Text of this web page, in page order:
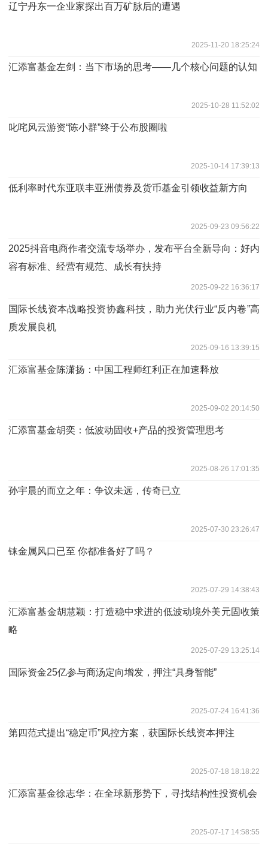
辽宁丹东一企业家探出百万矿脉后的遭遇
2025-11-20 18:25:24
汇添富基金左剑：当下市场的思考——几个核心问题的认知
2025-10-28 11:52:02
叱咤风云游资“陈小群”终于公布股圈啦
2025-10-14 17:39:13
低利率时代东亚联丰亚洲债券及货币基金引领收益新方向
2025-09-23 09:56:22
2025抖音电商作者交流专场举办，发布平台全新导向：好内
容有标准、经营有规范、成长有扶持
2025-09-22 16:36:17
国际长线资本战略投资协鑫科技，助力光伏行业“反内卷”高
质发展良机
2025-09-16 13:39:15
汇添富基金陈潇扬：中国工程师红利正在加速释放
2025-09-02 20:14:50
汇添富基金胡奕：低波动固收+产品的投资管理思考
2025-08-26 17:01:35
孙宇晨的而立之年：争议未远，传奇已立
2025-07-30 23:26:47
铼金属风口已至 你都准备好了吗？
2025-07-29 14:38:43
汇添富基金胡慧颖：打造稳中求进的低波动境外美元固收策
略
2025-07-29 13:25:14
国际资金25亿参与商汤定向增发，押注“具身智能”
2025-07-24 16:41:36
第四范式提出“稳定币”风控方案，获国际长线资本押注
2025-07-18 18:18:22
汇添富基金徐志华：在全球新形势下，寻找结构性投资机会
2025-07-17 14:58:55